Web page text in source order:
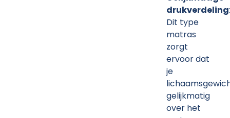
drukverdeling:
Dit type
matras
zorgt
ervoor dat
je
gelijkmatig
over het